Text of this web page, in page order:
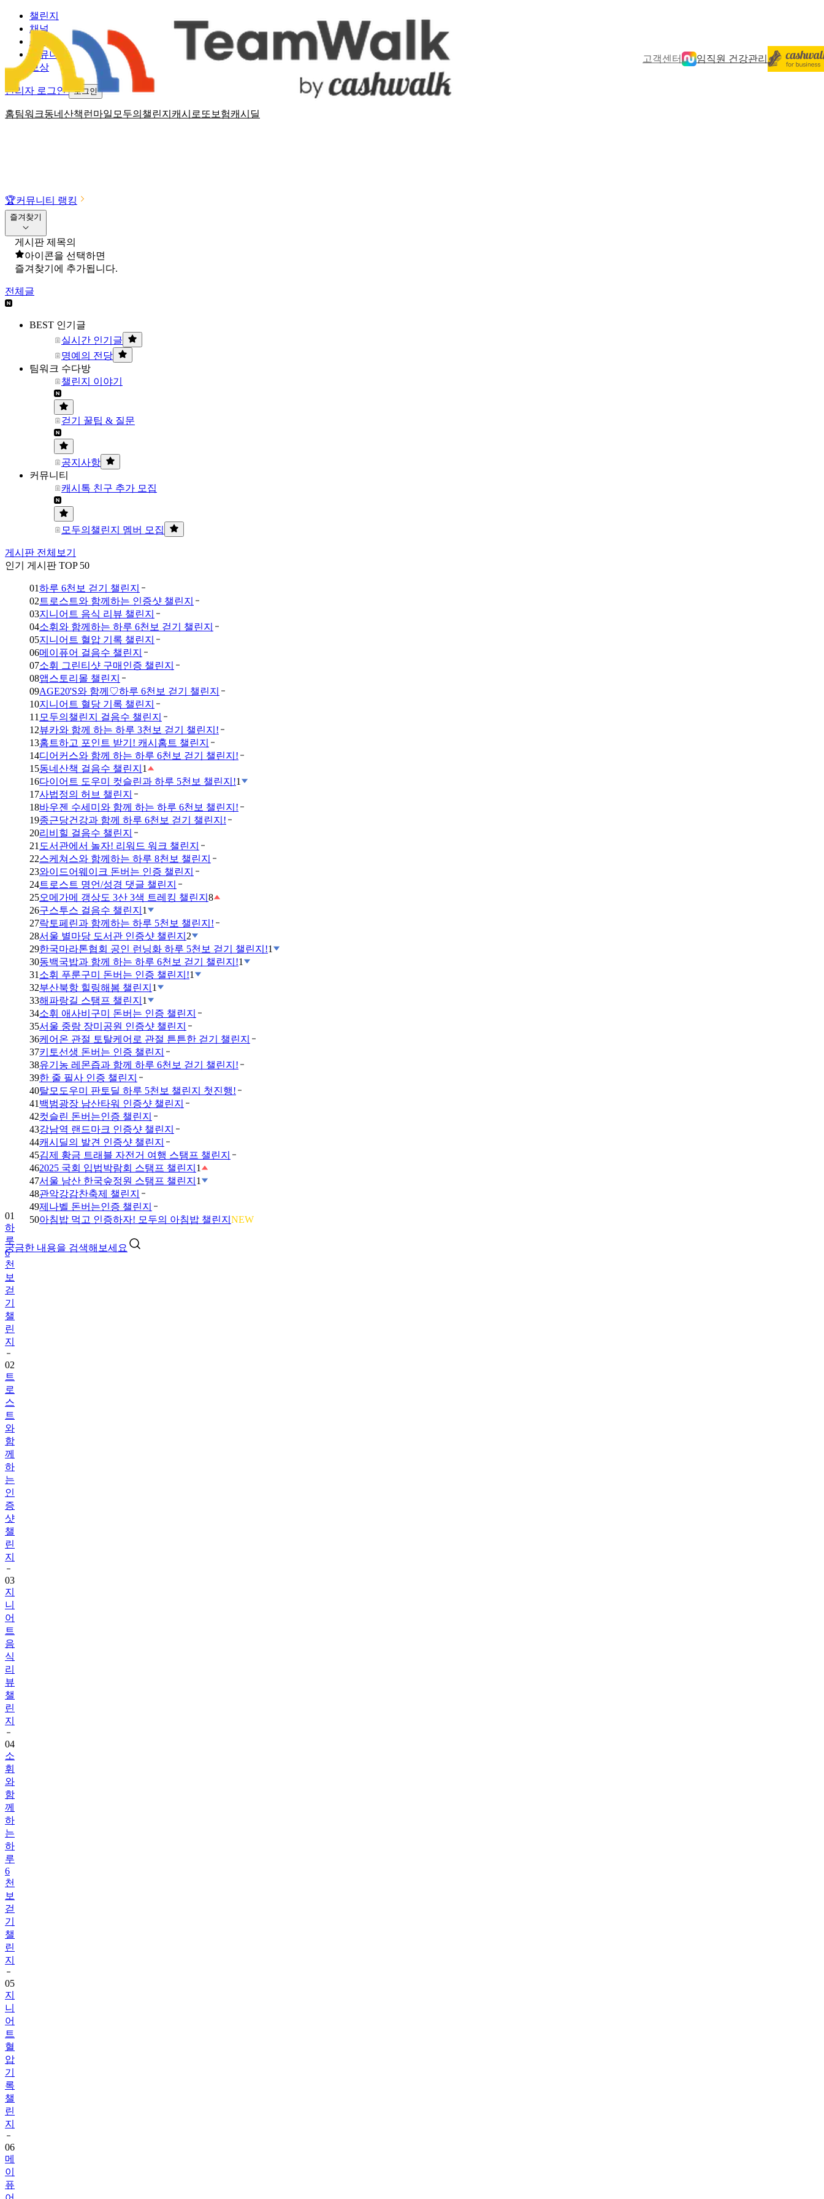
고객센터 임직원 건강관리
홈팀워크동네산책 런마일 모두의챌린지 캐시로또 보험캐시딜
챌린지
채널
소식
커뮤니티
보상
관리자 로그인 로그인
🏆커뮤니티 랭킹
즐겨찾기
게시판 제목의
아이콘을 선택하면
즐겨찾기에 추가됩니다.
전체글
BEST 인기글
실시간 인기글
명예의 전당
팀워크 수다방
챌린지 이야기
걷기 꿀팁 & 질문
공지사항
커뮤니티
캐시톡 친구 추가 모집
모두의챌린지 멤버 모집
게시판 전체보기
인기 게시판 TOP 50
01하루 6천보 걷기 챌린지
02 트로스트와 함께하는 인증샷 챌린지
03지니어트 음식 리뷰 챌린지
04소휘와 함께하는 하루 6천보 걷기 챌린지
05지니어트 혈압 기록 챌린지
06메이퓨어 걸음수 챌린지
07소휘 그린티샷 구매인증 챌린지
08앱스토리몰 챌린지
09AGE20'S와 함께♡하루 6천보 걷기 챌린지
10지니어트 혈당 기록 챌린지
11 모두의챌린지 걸음수 챌린지
12뷰카와 함께 하는 하루 3천보 걷기 챌린지!
13홈트하고 포인트 받기! 캐시홈트 챌린지
14디어커스와 함께 하는 하루 6천보 걷기 챌린지!
15동네산책 걸음수 챌린지 1
16다이어트 도우미 컷슬린과 하루 5천보 챌린지!1
17사법정의 허브 챌린지
18바우젠 수세미와 함께 하는 하루 6천보 챌린지!
19종근당건강과 함께 하루 6천보 걷기 챌린지!
20리비힐 걸음수 챌린지
21 도서관에서 놀자! 리워드 워크 챌린지
22스케쳐스와 함께하는 하루 8천보 챌린지
23와이드어웨이크 돈버는 인증 챌린지
24트로스트 명언/성경 댓글 챌린지
25오메가메 갱상도 3산 3색 트레킹 챌린지 8
26구스투스 걸음수 챌린지 1
27락토페린과 함께하는 하루 5천보 챌린지!
28서울 별마당 도서관 인증샷 챌린지 2
29한국마라톤협회 공인 런닝화 하루 5천보 걷기 챌린지!1
30동백국밥과 함께 하는 하루 6천보 걷기 챌린지!1
31 소휘 푸룬구미 돈버는 인증 챌린지!1
32부산북항 힐링해봄 챌린지 1
33해파랑길 스탬프 챌린지 1
34소휘 애사비구미 돈버는 인증 챌린지
35서울 중랑 장미공원 인증샷 챌린지
36케어온 관절 토탈케어로 관절 튼튼한 걷기 챌린지
37키토선생 돈버는 인증 챌린지
38유기농 레몬즙과 함께 하루 6천보 걷기 챌린지!
39한 줄 필사 인증 챌린지
40탈모도우미 판토딜 하루 5천보 챌린지 첫진행!
41 백범광장 남산타워 인증샷 챌린지
42컷슬린 돈버는인증 챌린지
43강남역 랜드마크 인증샷 챌린지
44캐시딜의 발견 인증샷 챌린지
45김제 황금 트래블 자전거 여행 스탬프 챌린지
462025 국회 입법박람회 스탬프 챌린지 1
47서울 남산 한국숲정원 스탬프 챌린지 1
48관악강감찬축제 챌린지
49제나벨 돈버는인증 챌린지
50아침밥 먹고 인증하자! 모두의 아침밥 챌린지 NEW
궁금한 내용을 검색해보세요
01
하
루
6
천
보
걷
기
챌
린
지
02
트
로
스
트
와
함
께
하
는
인
증
샷
챌
린
지
03
지
니
어
트
음
식
리
뷰
챌
린
지
04
소
휘
와
함
께
하
는
하
루
6
천
보
걷
기
챌
린
지
05
지
니
어
트
혈
압
기
록
챌
린
지
06
메
이
퓨